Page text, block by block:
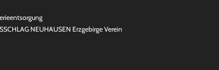
NEUHAUSEN Erzgebirge Verein